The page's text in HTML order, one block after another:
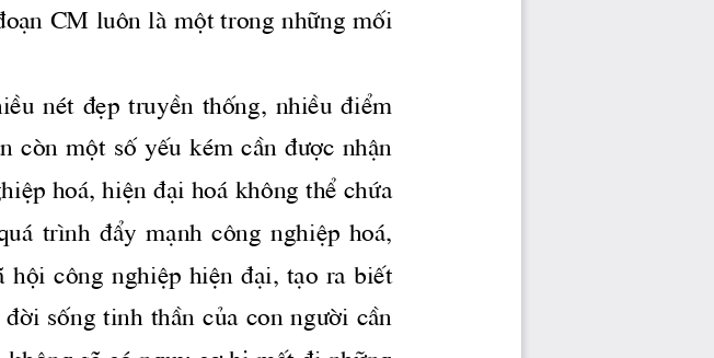
CM lu«n lμ mét trong nh÷ng mèi
nÐt  ®Ñp  truyÒn  thèng,  nhiÒu  ®iÓm
cßn mét sè yÕu kÐm cÇn ®­îc nhËn
ho ̧, hiÖn ®¹i ho ̧ kh«ng thÓ chøa
tr×nh  ®Èy  m¹nh  c«ng  nghiÖp  ho ̧,
c«ng nghiÖp hiÖn ®¹i, t¹o ra biÕt
sèng tinh thÇn cña con ng­êi cÇn